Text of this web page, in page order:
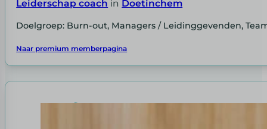
Leiderschap coach in Doetinchem
Doelgroep: Burn-out, Managers / Leidinggevenden,
Naar premium memberpagina